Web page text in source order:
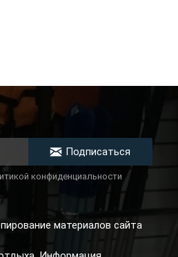
Подписаться
конфиденциальности
материалов сайта